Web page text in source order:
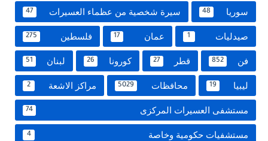
سوريا 48 سيرة شخصية من عظماء العسيرات 47
صيدليات 1 عمان 17 فلسطين 275
فن 852 قطر 27 كورونا 26 لبنان 51
ليبيا 19 محافظات 5029 مراكز الاشعة 2
مستشفى العسيرات المركزى 74
مستشفيات حكومية وخاصة 4